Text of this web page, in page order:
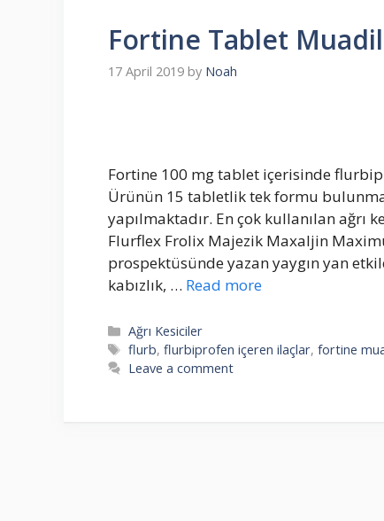
Fortine Tablet
17 April 2019 by Noah
Fortine 100 mg tablet içerisinde
Ürünün 15 tabletlik tek formu
yapılmaktadır. En çok kullanılan ağrı
Flurflex Frolix Majezik Maxaljin
prospektüsünde yazan yaygın yan
kabızlık, … Read more
Categories
Ağrı Kesiciler
Tags
flurb,flurbiprofen içeren ilaçlar,fortine
Leave a comment